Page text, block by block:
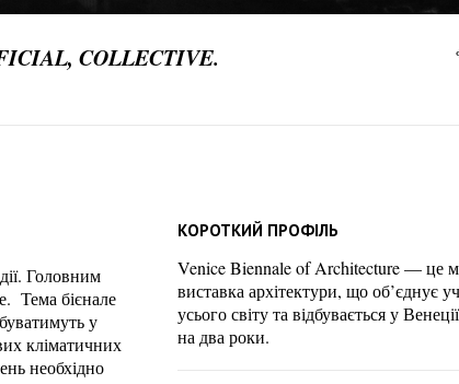
COLLECTIVE.
Головним
Тема бієнале
у
кліматичних
необхідно
КОРОТКИЙ ПРОФІЛЬ
Venice Biennale of Architecture — це
виставка архітектури, що об’єднує
усього світу та відбувається у
на два роки.